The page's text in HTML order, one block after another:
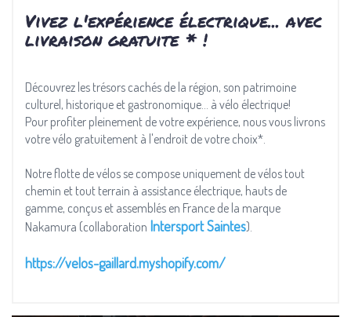
Vivez l'expérience électrique... avec
livraison gratuite * !
Découvrez les trésors cachés de la région, son patrimoine
culturel, historique et gastronomique… à vélo électrique!
Pour profiter pleinement de votre expérience, nous vous livrons
votre vélo gratuitement à l'endroit de votre choix*.
Notre flotte de vélos se compose uniquement de vélos tout
chemin et tout terrain à assistance électrique, hauts de
gamme, conçus et assemblés en France de la marque
Nakamura (collaboration Intersport Saintes).
https://velos-gaillard.myshopify.com/